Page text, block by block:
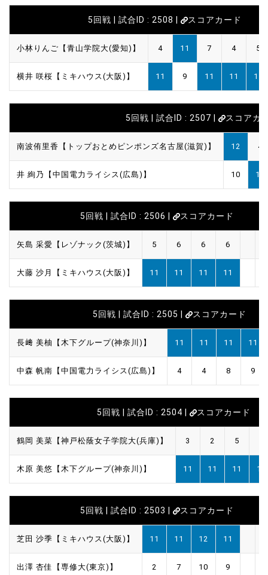
5回戦 | 試合ID : 2508 | スコアカード
小林りんご【青山学院大(愛知)】 4 11 7 4 5
横井 咲桜【ミキハウス(大阪)】 11 9 11 11 11
5回戦 | 試合ID : 2507 | スコアカ
南波侑里香【トップおとめピンポンズ名古屋(滋賀)】 12 4
井 絢乃【中国電力ライシス(広島)】 10 11
5回戦 | 試合ID : 2506 | スコアカード
矢島 采愛【レゾナック(茨城)】 5 6 6 6
大藤 沙月【ミキハウス(大阪)】 11 11 11 11
5回戦 | 試合ID : 2505 | スコアカード
長﨑 美柚【木下グループ(神奈川)】 11 11 11 11
中森 帆南【中国電力ライシス(広島)】 4 4 8 9
5回戦 | 試合ID : 2504 | スコアカード
鶴岡 美菜【神戸松蔭女子学院大(兵庫)】 3 2 5
木原 美悠【木下グループ(神奈川)】 11 11 11 11
5回戦 | 試合ID : 2503 | スコアカード
芝田 沙季【ミキハウス(大阪)】 11 11 12 11
出澤 杏佳【専修大(東京)】 2 7 10 9